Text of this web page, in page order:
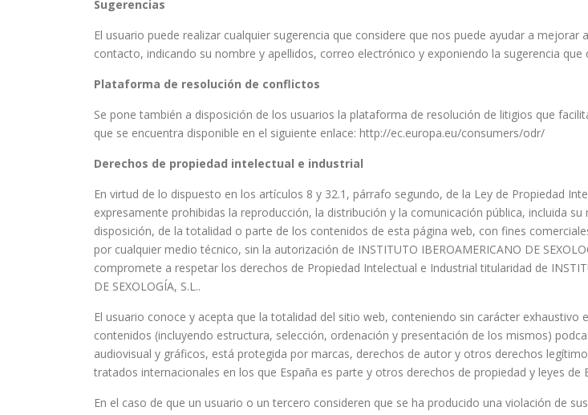
Sugerencias
El usuario puede realizar cualquier sugerencia que considere que nos puede ayudar a mejorar
contacto, indicando su nombre y apellidos, correo electrónico y exponiendo la sugerencia que
Plataforma de resolución de conflictos
Se pone también a disposición de los usuarios la plataforma de resolución de litigios que
que se encuentra disponible en el siguiente enlace: http://ec.europa.eu/consumers/odr/
Derechos de propiedad intelectual e industrial
En virtud de lo dispuesto en los artículos 8 y 32.1, párrafo segundo, de la Ley de Propiedad
expresamente prohibidas la reproducción, la distribución y la comunicación pública, incluida su
disposición, de la totalidad o parte de los contenidos de esta página web, con fines
por cualquier medio técnico, sin la autorización de INSTITUTO IBEROAMERICANO DE
compromete a respetar los derechos de Propiedad Intelectual e Industrial titularidad de
DE SEXOLOGÍA, S.L..
El usuario conoce y acepta que la totalidad del sitio web, conteniendo sin carácter exhaustivo
contenidos (incluyendo estructura, selección, ordenación y presentación de los mismos)
audiovisual y gráficos, está protegida por marcas, derechos de autor y otros derechos
tratados internacionales en los que España es parte y otros derechos de propiedad y leyes de
En el caso de que un usuario o un tercero consideren que se ha producido una violación de